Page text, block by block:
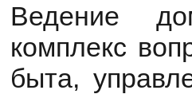
Ведение
комплекс
быта,